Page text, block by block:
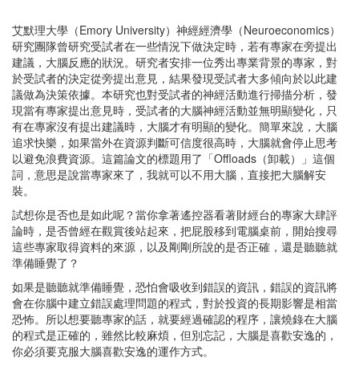
艾默理大學（Emory University）神經經濟學（Neuroeconomics）
研究團隊曾研究受試者在一些情況下做決定時，若有專家在旁提出
建議，大腦反應的狀況。研究者安排一位秀出專業背景的專家，對
於受試者的決定從旁提出意見，結果發現受試者大多傾向於以此建
議做為決策依據。本研究也對受試者的神經活動進行掃描分析，發
現當有專家提出意見時，受試者的大腦神經活動並無明顯變化，只
有在專家沒有提出建議時，大腦才有明顯的變化。簡單來說，大腦
追求快樂，如果當外在資源判斷可信度很高時，大腦就會停止思考
以避免浪費資源。這篇論文的標題用了「Offloads（卸載）」這個
詞，意思是說當專家來了，我就可以不用大腦，直接把大腦解安
裝。
試想你是否也是如此呢？當你拿著遙控器看著財經台的專家大肆評
論時，是否曾經在觀賞後站起來，把屁股移到電腦桌前，開始搜尋
這些專家取得資料的來源，以及剛剛所說的是否正確，還是聽聽就
準備睡覺了？
如果是聽聽就準備睡覺，恐怕會吸收到錯誤的資訊，錯誤的資訊將
會在你腦中建立錯誤處理問題的程式，對於投資的長期影響是相當
恐怖。所以想要聽專家的話，就要經過確認的程序，讓燒錄在大腦
的程式是正確的，雖然比較麻煩，但別忘記，大腦是喜歡安逸的，
你必須要克服大腦喜歡安逸的運作方式。